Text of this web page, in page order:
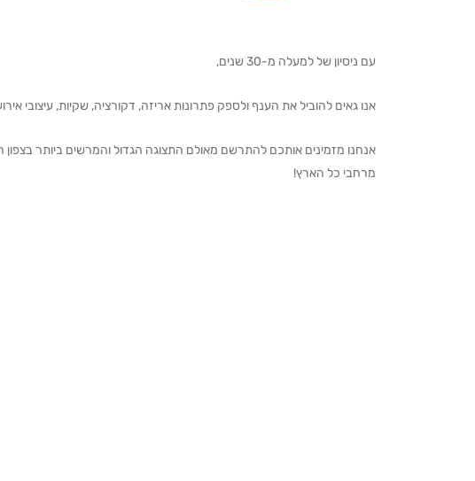
עם ניסיון של למעלה מ-30 שנים,
אנו גאים להוביל את הענף ולספק פתרונות אריזה, דקורציה, שקיות, עיצובי
מרחבי כל הארץ!